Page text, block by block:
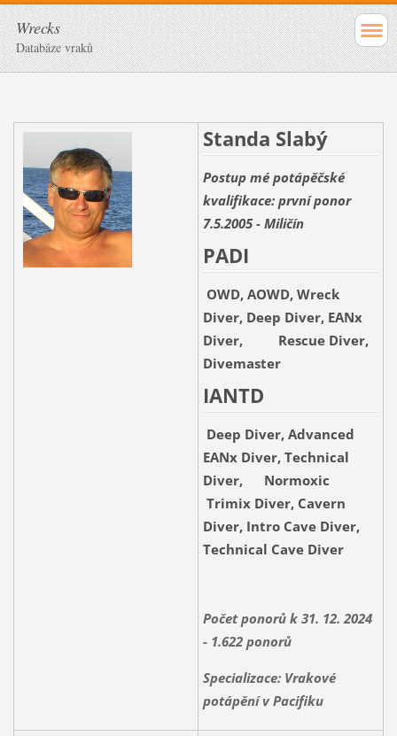
Wrecks
Databáze vraků
Standa Slabý
Postup mé potápěčské
kvalifikace: první ponor
7.5.2005 - Miličín
PADI
OWD, AOWD, Wreck
Diver, Deep Diver, EANx
Diver, Rescue Diver,
Divemaster
IANTD
Deep Diver, Advanced
EANx Diver, Technical
Diver, Normoxic
Trimix Diver, Cavern
Diver, Intro Cave Diver,
Technical Cave Diver
Počet ponorů k 31. 12. 2024
- 1.622 ponorů
Specializace: Vrakové
potápění v Pacifiku